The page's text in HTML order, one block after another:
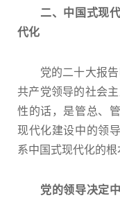
二、中国式现代
代化
党的二十大报告
共产党领导的社会
性的话，是管总、
现代化建设中的领
系中国式现代化的根
党的领导决定